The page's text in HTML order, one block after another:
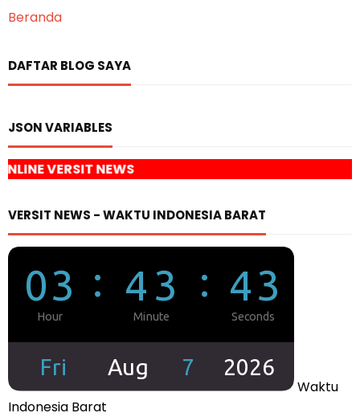
Beranda
DAFTAR BLOG SAYA
JSON VARIABLES
VERSIT NEWS - WAKTU INDONESIA BARAT
Waktu
Indonesia Barat